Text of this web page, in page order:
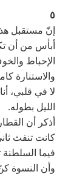
٥
إنّ مستقبل
أبأس من أن
الإحباط
والاستنارة
لا في قلبي،
الليل بطوله.
أذكر أن
كانت تنفث
فيما السلطنة
وأن النسوة